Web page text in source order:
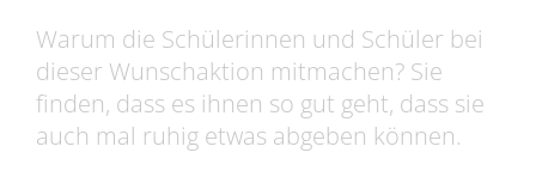
Warum die Schülerinnen und Schüler bei
dieser Wunschaktion mitmachen? Sie
finden, dass es ihnen so gut geht, dass sie
auch mal ruhig etwas abgeben können.